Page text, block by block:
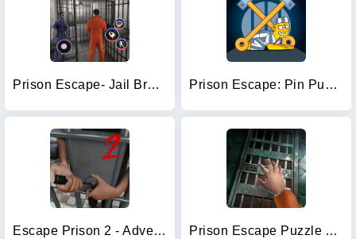
Prison Escape- Jail Break Game Prison Escape: Pin Puzzle
Escape Prison 2 - Adventure Prison Escape Puzzle Adventure